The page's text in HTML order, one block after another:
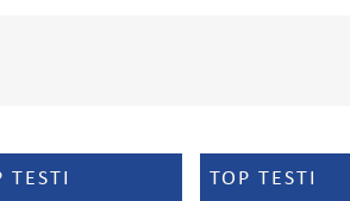
TESTI TOP TESTI